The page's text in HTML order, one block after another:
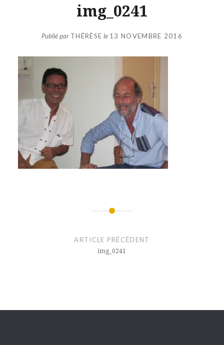
img_0241
Publié par THÉRÈSE le 13 NOVEMBRE 2016
ARTICLE PRÉCÉDENT
img_0241